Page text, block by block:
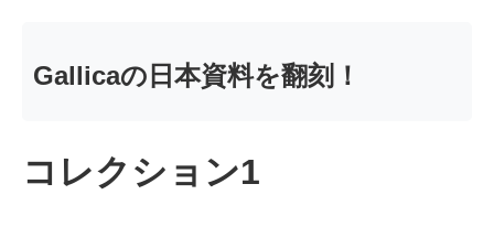
Gallicaの日本資料を翻刻！
コレクション1